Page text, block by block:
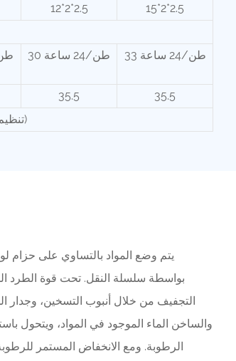
12*2*2.5
15*2*2.5
25 طن/ 30 طن/24 ساعة 33 طن/24 ساعة
35.5
35.5
(سرعة متغيرة بلا حدود) (تنظيم السرعة الكهرومغناطيسية)
يتم وضع المواد بالتساوي على حزام
بواسطة سلسلة النقل. تحت قوة الطرد
التجفيف من خلال أنبوب التسخين، وجدار
والساخن الماء الموجود في المواد، ويتحول
الرطوبة. ومع الانخفاض المستمر